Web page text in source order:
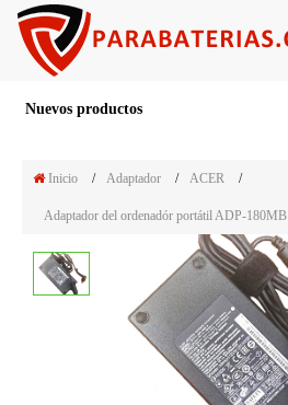
Nuevos productos
Inicio / Adaptador / ACER /
Adaptador del ordenadór portátil ADP-180MB